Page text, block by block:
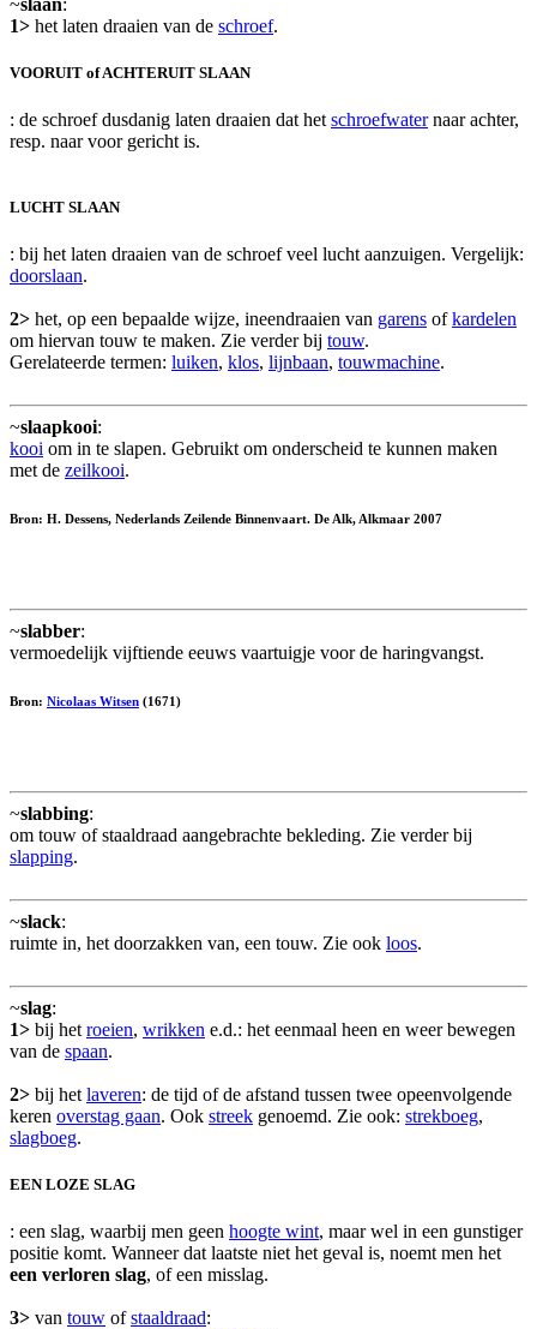
1> het laten draaien van de schroef.
VOORUIT of ACHTERUIT SLAAN
: de schroef dusdanig laten draaien dat het schroefwaternaar achter,
resp. naar voor gericht is.
LUCHT SLAAN
: bij het laten draaien van de schroef veel lucht aanzuigen. Vergelijk:
doorslaan.
2> het, op een bepaalde wijze, ineendraaien van garens ofkardelen
om hiervan touw te maken. Zie verder bij touw.
Gerelateerde termen: luiken, klos, lijnbaan, touwmachine.
~slaapkooi:
kooi om in te slapen. Gebruikt om onderscheid te kunnen maken
met de zeilkooi.
Bron: H. Dessens, Nederlands Zeilende Binnenvaart. De Alk, Alkmaar 2007
~slabber:
vermoedelijk vijftiende eeuws vaartuigje voor de haringvangst.
Bron: Nicolaas Witsen (1671)
~slabbing:
om touw of staaldraad aangebrachte bekleding. Zie verder bij
slapping.
~slack:
ruimte in, het doorzakken van, een touw. Zie ook loos.
~slag:
1> bij het roeien, wrikken e.d.: het eenmaal heen en weer bewegen
van de spaan.
2> bij het laveren: de tijd of de afstand tussen twee opeenvolgende
keren overstag gaan. Ook streek genoemd. Zie ook: strekboeg,
slagboeg.
EEN LOZE SLAG
: een slag, waarbij men geen hoogte wint, maar wel in een gunstiger
positie komt. Wanneer dat laatste niet het geval is, noemt men het
een verloren slag, of een misslag.
3> van touw ofstaaldraad: